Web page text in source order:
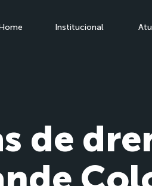
Institucional
de